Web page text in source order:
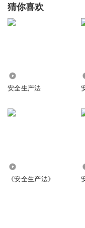
猜你喜欢
安全生产法
《安全生产法》